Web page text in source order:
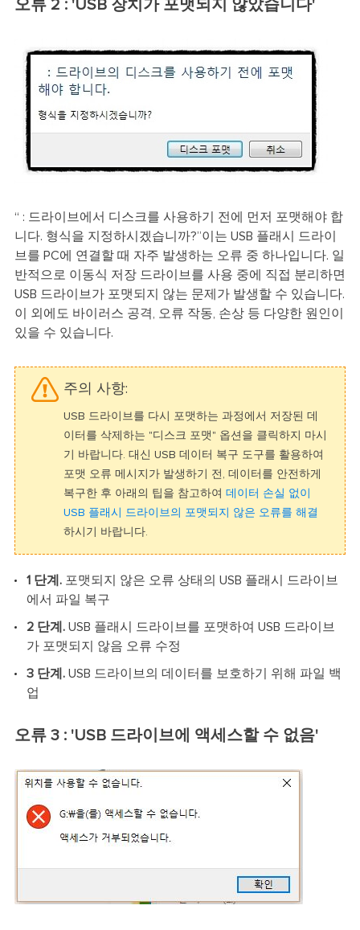
오류 2 : 'USB 장치가 포맷되지 않았습니다'
“ : 드라이브에서 디스크를 사용하기 전에 먼저 포맷해야 합
니다. 형식을 지정하시겠습니까?”이는 USB 플래시 드라이
브를 PC에 연결할 때 자주 발생하는 오류 중 하나입니다. 일
반적으로 이동식 저장 드라이브를 사용 중에 직접 분리하면
USB 드라이브가 포맷되지 않는 문제가 발생할 수 있습니다.
이 외에도 바이러스 공격, 오류 작동, 손상 등 다양한 원인이
있을 수 있습니다.
주의 사항:
USB 드라이브를 다시 포맷하는 과정에서 저장된 데
이터를 삭제하는 "디스크 포맷" 옵션을 클릭하지 마시
기 바랍니다. 대신 USB 데이터 복구 도구를 활용하여
포맷 오류 메시지가 발생하기 전, 데이터를 안전하게
복구한 후 아래의 팁을 참고하여 데이터 손실 없이
USB 플래시 드라이브의 포맷되지 않은 오류를 해결
하시기 바랍니다.
1 단계. 포맷되지 않은 오류 상태의 USB 플래시 드라이브
에서 파일 복구
2 단계.USB 플래시 드라이브를 포맷하여 USB 드라이브
가 포맷되지 않음 오류 수정
3 단계. USB 드라이브의 데이터를 보호하기 위해 파일 백
업
오류 3 : 'USB 드라이브에 액세스할 수 없음'